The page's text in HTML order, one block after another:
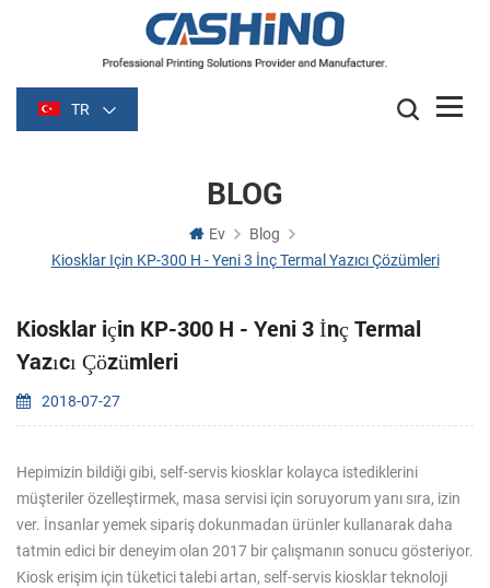
TR
BLOG
Ev
Blog
Kiosklar Için KP-300 H - Yeni 3 İnç Termal Yazıcı Çözümleri
Kiosklar için KP-300 H - Yeni 3 İnç Termal
Yazıcı Çözümleri
2018-07-27
Hepimizin bildiği gibi, self-servis kiosklar kolayca istediklerini
müşteriler özelleştirmek, masa servisi için soruyorum yanı sıra, izin
ver. İnsanlar yemek sipariş dokunmadan ürünler kullanarak daha
tatmin edici bir deneyim olan 2017 bir çalışmanın sonucu gösteriyor.
Kiosk erişim için tüketici talebi artan, self-servis kiosklar teknoloji